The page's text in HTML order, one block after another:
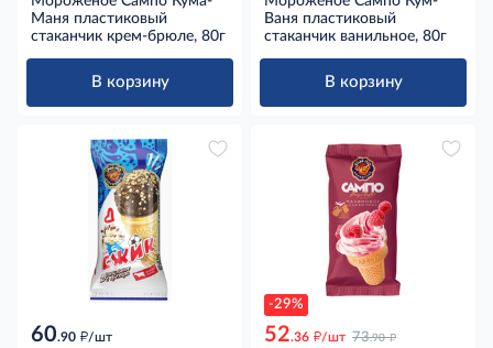
Маня пластиковый
стаканчик крем-брюле, 80г
В корзину
Ваня пластиковый
стаканчик ванильное, 80г
В корзину
60.90 д/шт
-29%
52.36 д/шт 73.90 д